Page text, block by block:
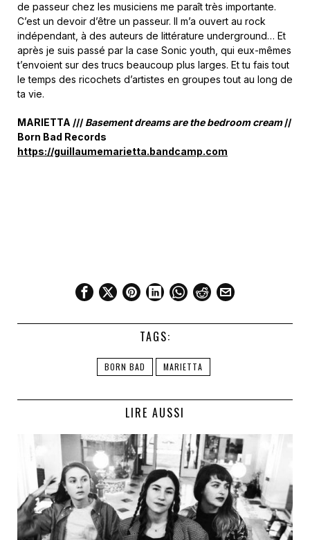
de passeur chez les musiciens me paraît très importante.
C’est un devoir d’être un passeur. Il m’a ouvert au rock
indépendant, à des auteurs de littérature underground… Et
après je suis passé par la case Sonic youth, qui eux-mêmes
t’envoient sur des trucs beaucoup plus larges. Et tu fais tout
le temps des ricochets d’artistes en groupes tout au long de
ta vie.
MARIETTA /// Basement dreams are the bedroom cream//
Born Bad Records
https://guillaumemarietta.bandcamp.com
TAGS:
BORN BAD MARIETTA
LIRE AUSSI